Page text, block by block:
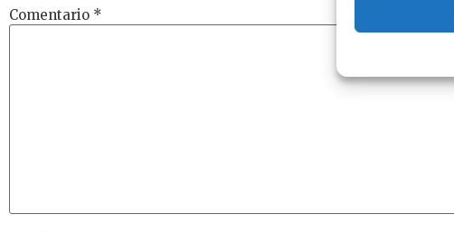
Comentario *